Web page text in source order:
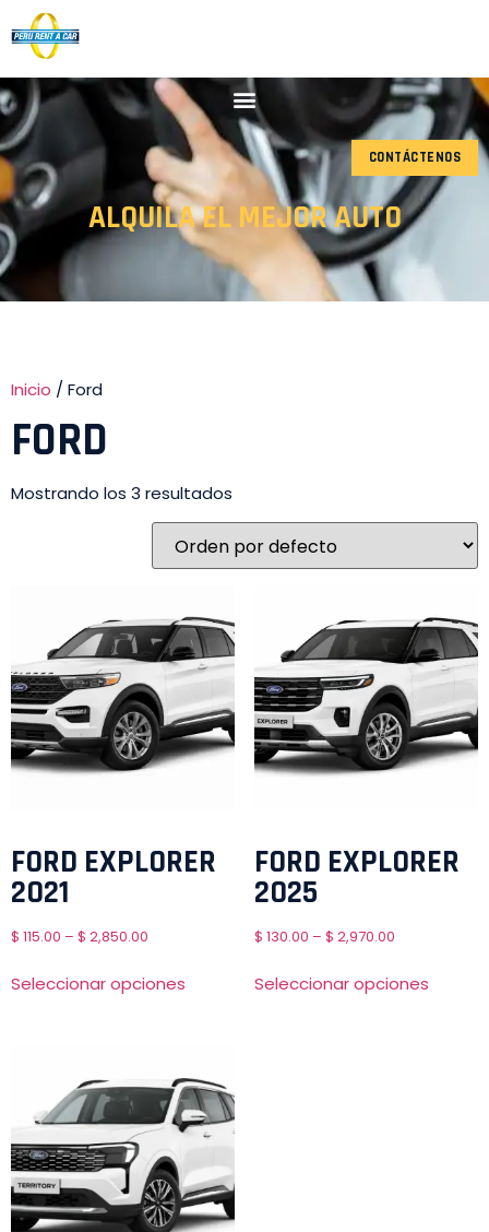
CONTÁCTENOS
ALQUILA EL MEJOR AUTO
Inicio / Ford
FORD
Mostrando los 3 resultados
FORD EXPLORER
2021
$ 115.00 – $ 2,850.00
Seleccionar opciones
FORD EXPLORER
2025
$ 130.00 – $ 2,970.00
Seleccionar opciones